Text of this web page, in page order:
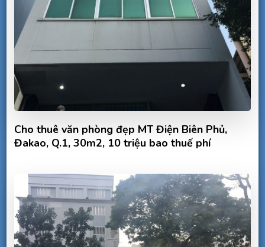
Cho thuê văn phòng đẹp MT Điện Biên Phủ,
Đakao, Q.1, 30m2, 10 triệu bao thuế phí